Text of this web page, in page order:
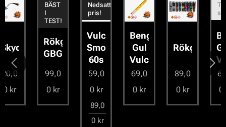
Rökgranat
GBGFF
BÄST
I
TEST!
99,0
Vulcan
Smoke
89,0
Bengal
Vulcan
Rökgranat
Bengal
Grön
Vulcan
Tillfälligt
slut